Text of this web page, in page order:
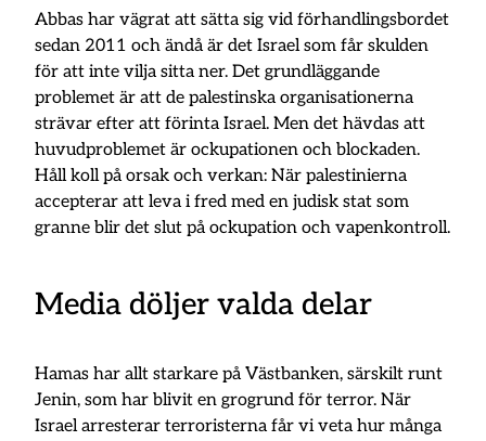
Abbas har vägrat att sätta sig vid förhandlingsbordet
sedan 2011 och ändå är det Israel som får skulden
för att inte vilja sitta ner. Det grundläggande
problemet är att de palestinska organisationerna
strävar efter att förinta Israel. Men det hävdas att
huvudproblemet är ockupationen och blockaden.
Håll koll på orsak och verkan: När palestinierna
accepterar att leva i fred med en judisk stat som
granne blir det slut på ockupation och vapenkontroll.
Media döljer valda delar
Hamas har allt starkare på Västbanken, särskilt runt
Jenin, som har blivit en grogrund för terror. När
Israel arresterar terroristerna får vi veta hur många